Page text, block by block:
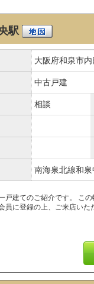
駅
大阪府和泉市
中古戸建
相談
南海泉北線和
戸建てのご紹介です。 こ
員に登録の上、ご来店いた